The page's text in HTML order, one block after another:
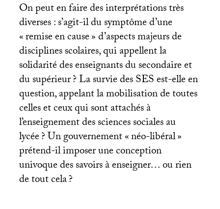
On peut en faire des interprétations très
diverses : s’agit-il du symptôme d’une
«remise en cause» d’aspects majeurs de
disciplines scolaires, qui appellent la
solidarité des enseignants du secondaire et
du supérieur? La survie desSESest-elle en
question, appelant la mobilisation de toutes
celles et ceux qui sont attachés à
l’enseignement des sciences sociales au
lycée? Un gouvernement «néo-libéral»
prétend-il imposer une conception
univoque des savoirs à enseigner… ou rien
de tout cela?